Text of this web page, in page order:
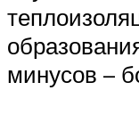
минусов –